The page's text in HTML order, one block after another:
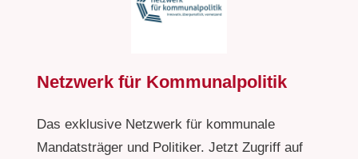
Netzwerk für Kommunalpolitik
Das exklusive Netzwerk für kommunale
Mandatsträger und Politiker. Jetzt Zugriff auf